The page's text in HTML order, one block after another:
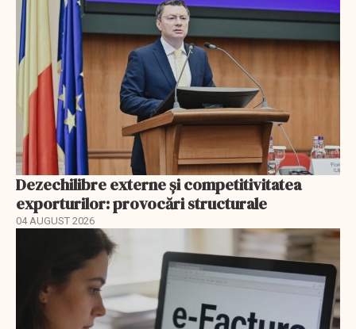
Dezechilibre externe și competitivitatea
exporturilor: provocări structurale
04 AUGUST 2026